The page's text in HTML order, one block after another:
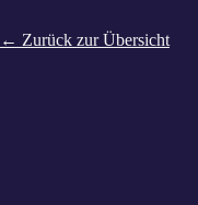
← Zurück zur Übersicht